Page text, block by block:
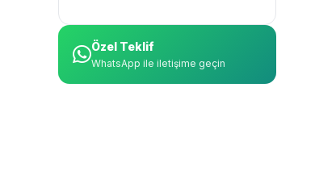
Özel Teklif
WhatsApp ile iletişime geçin